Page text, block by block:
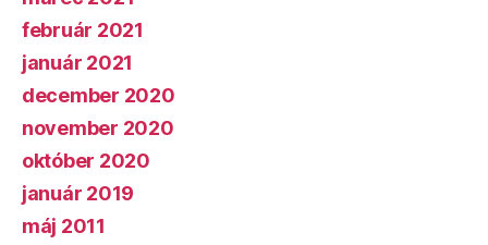
február 2021
január 2021
december 2020
november 2020
október 2020
január 2019
máj 2011